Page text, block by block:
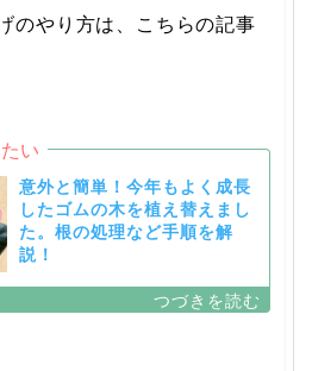
のやり方は、こちらの記事
意外と簡単！今年もよく成長
したゴムの木を植え替えまし
た。根の処理など手順を解
説！